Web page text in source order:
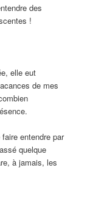
des
!
elle eut
de mes
entendre par
quelque
à jamais, les